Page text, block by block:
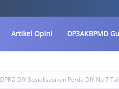
Artikel Opini DP3AKBPMD
DPRD DIY Sosialisasikan Perda DIY No 7